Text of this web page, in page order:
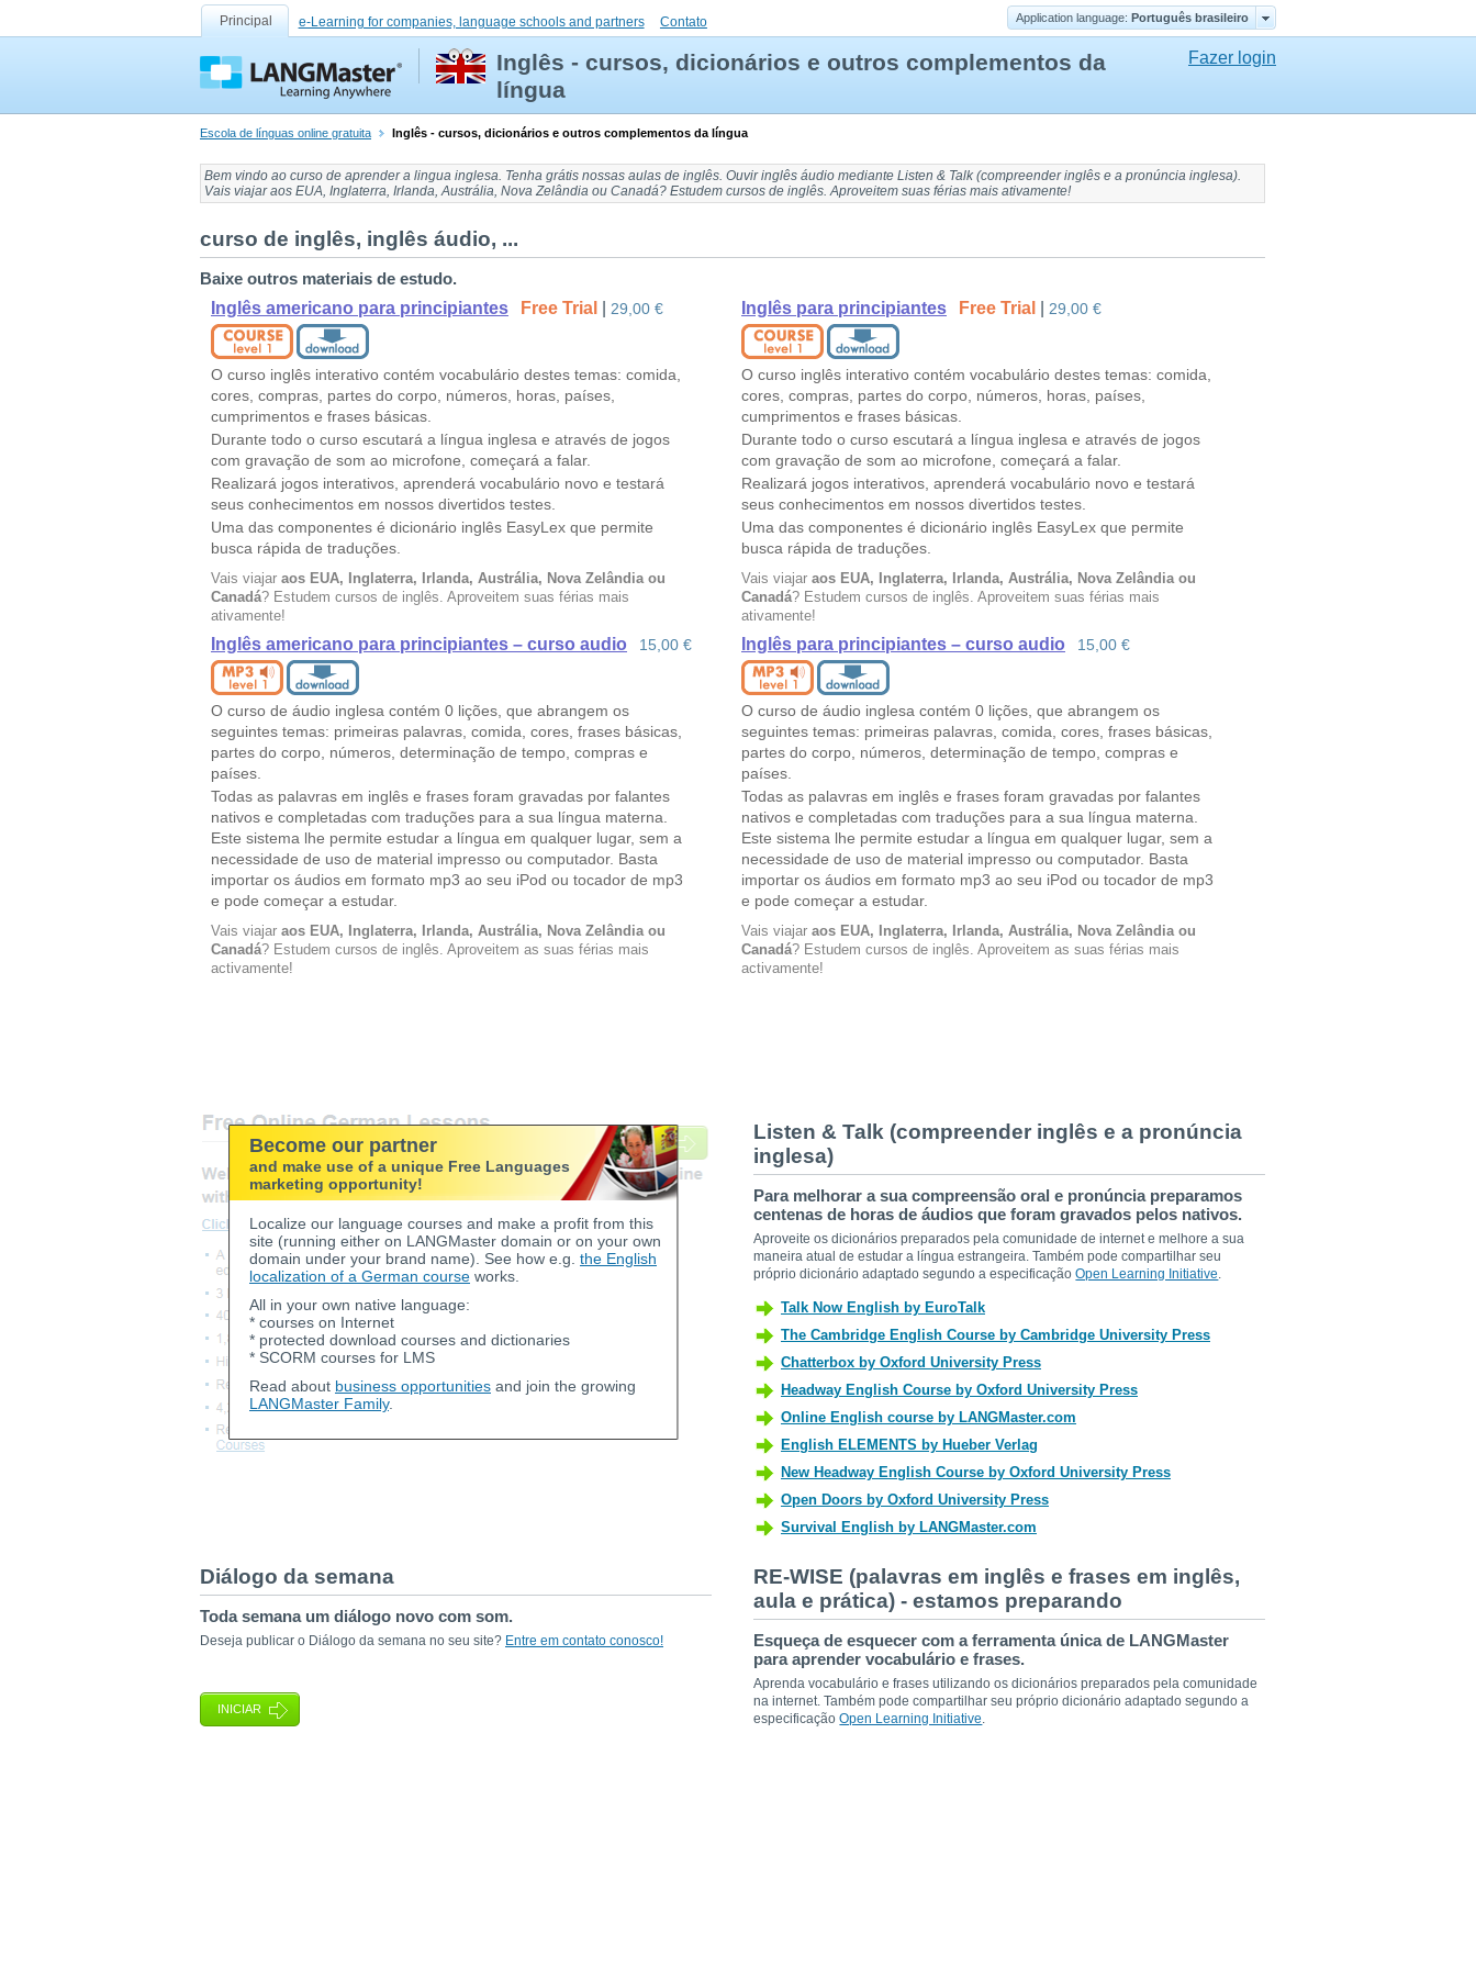
Principal e-Learning for companies, language schools and partners Contato Application language: Português brasileiro
Inglês - cursos, dicionários e outros complementos da
língua
Fazer login
Escola de línguas online gratuita Inglês - cursos, dicionários e outros complementos da língua
Bem vindo ao curso de aprender a lingua inglesa. Tenha grátis nossas aulas de inglês. Ouviringlês áudio mediante Listen & Talk (compreender inglês e a pronúncia inglesa).
Vais viajaraos EUA, Inglaterra, Irlanda, Austrália, Nova Zelândia ou Canadá? Estudem cursos de inglês. Aproveitem suas férias mais ativamente!
curso de inglês, inglês áudio, ...
Baixe outros materiais de estudo.
Inglês americano para principiantes
Free Trial 29,00 €
O curso inglês interativo contém vocabulário destes temas: comida,
cores, compras, partes do corpo, números, horas, países,
cumprimentos e frases básicas.
Durante todo o curso escutará a língua inglesa e através de jogos
com gravação de som ao microfone, começará a falar.
Realizará jogos interativos, aprenderá vocabulário novo e testará
seus conhecimentos em nossos divertidos testes.
Uma das componentes é dicionário inglês EasyLex que permite
busca rápida de traduções.
Vais viajar aos EUA, Inglaterra, Irlanda, Austrália, Nova Zelândia ou
Canadá? Estudem cursos de inglês. Aproveitem suas férias mais
ativamente!
Inglês para principiantes Free Trial 29,00 €
O curso inglês interativo contém vocabulário destes temas: comida,
cores, compras, partes do corpo, números, horas, países,
cumprimentos e frases básicas.
Durante todo o curso escutará a língua inglesa e através de jogos
com gravação de som ao microfone, começará a falar.
Realizará jogos interativos, aprenderá vocabulário novo e testará
seus conhecimentos em nossos divertidos testes.
Uma das componentes é dicionário inglês EasyLex que permite
busca rápida de traduções.
Vais viajar aos EUA, Inglaterra, Irlanda, Austrália, Nova Zelândia ou
Canadá? Estudem cursos de inglês. Aproveitem suas férias mais
ativamente!
Inglês americano para principiantes – curso audio 15,00 €
O curso de áudio inglesa contém 0 lições, que abrangem os
seguintes temas: primeiras palavras, comida, cores, frases básicas,
partes do corpo, números, determinação de tempo, compras e
países.
Todas as palavras em inglês e frases foram gravadas por falantes
nativos e completadas com traduções para a sua língua materna.
Este sistema lhe permite estudar a língua em qualquer lugar, sem a
necessidade de uso de material impresso ou computador. Basta
importar os áudios em formato mp3 ao seu iPod ou tocador de mp3
e pode começar a estudar.
Vais viajar aos EUA, Inglaterra, Irlanda, Austrália, Nova Zelândia ou
Canadá? Estudem cursos de inglês. Aproveitem as suas férias mais
activamente!
Inglês para principiantes – curso audio 15,00 €
O curso de áudio inglesa contém 0 lições, que abrangem os
seguintes temas: primeiras palavras, comida, cores, frases básicas,
partes do corpo, números, determinação de tempo, compras e
países.
Todas as palavras em inglês e frases foram gravadas por falantes
nativos e completadas com traduções para a sua língua materna.
Este sistema lhe permite estudar a língua em qualquer lugar, sem a
necessidade de uso de material impresso ou computador. Basta
importar os áudios em formato mp3 ao seu iPod ou tocador de mp3
e pode começar a estudar.
Vais viajar aos EUA, Inglaterra, Irlanda, Austrália, Nova Zelândia ou
Canadá? Estudem cursos de inglês. Aproveitem as suas férias mais
activamente!
Become our partner
and make use of a unique Free Languages
marketing opportunity!
Localize our language courses and make a profit from this
site (running either on LANGMaster domain or on your own
domain under your brand name). See how e.g. the English
localization of a German course works.
All in your own native language:
* courses on Internet
* protected download courses and dictionaries
* SCORM courses for LMS
Read about business opportunities and join the growing
LANGMaster Family.
Listen & Talk (compreender inglês e a pronúncia
inglesa)
Para melhorar a sua compreensão oral e pronúncia preparamos
centenas de horas de áudios que foram gravados pelos nativos.
Aproveite os dicionários preparados pela comunidade de internet e melhore a sua
maneira atual de estudar a língua estrangeira. Também pode compartilhar seu
próprio dicionário adaptado segundo a especificaçãoOpen Learning Initiative.
Diálogo da semana
Toda semana um diálogo novo com som.
Deseja publicar o Diálogo da semana no seu site? Entre em contato conosco!
INICIAR
RE-WISE (palavras em inglês e frases em inglês,
aula e prática) - estamos preparando
Esqueça de esquecer com a ferramenta única de LANGMaster
para aprender vocabulário e frases.
Aprenda vocabulário e frases utilizando os dicionários preparados pela comunidade
na internet. Também pode compartilhar seu próprio dicionário adaptado segundo a
especificaçãoOpen Learning Initiative.